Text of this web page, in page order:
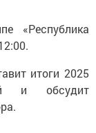
«Республика
итоги 2025
и обсудит